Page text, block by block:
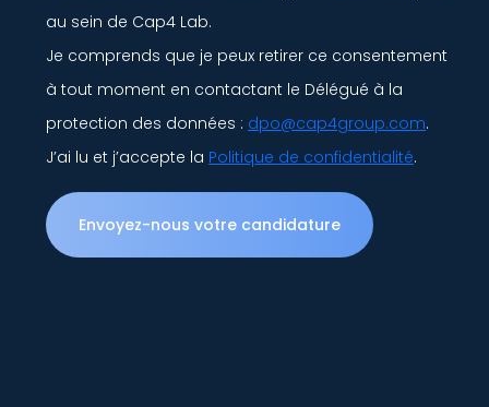
au sein de Cap4 Lab.
Je comprends que je peux retirer ce consentement
à tout moment en contactant le Délégué à la
protection des données : dpo@cap4group.com.
J’ai lu et j’accepte la Politique de confidentialité.
Envoyez-nous votre candidature